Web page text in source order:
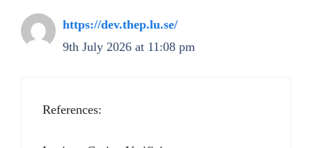
https://dev.thep.lu.se/
9th July 2026 at 11:08 pm
References: